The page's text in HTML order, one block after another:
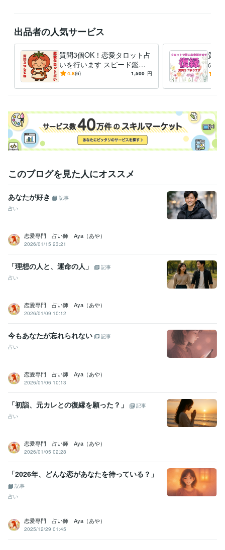
ライフスタイル・その他 / アドバイザー 経験年数 : 10年
資格・検定
中学校教諭免許 取得年 : 1999年
ビジネス・クリエイティブツール
Excel:15年Google サイト:2年
Google スプレッドシート:2年
Google ドキュメント:2年
Vrew:1年
Canva:1年
占い タロット占い　手相占い
語学力
英語 ビジネスレベル
出品者の人気サービス
質問3個OK！恋愛タロット占
いを行います スピード鑑定⭐︎
相性⭐︎片思い⭐︎復縁⭐︎複雑恋愛
4.8(6) 1,500 円
質問
の気
れら
す
このブログを見た人にオススメ
あなたが好き
記事
占い
恋愛専門 占い師 Aya（あや）
2026/01/15 23:21
「理想の人と、運命の人」
記事
占い
恋愛専門 占い師 Aya（あや）
2026/01/09 10:12
今もあなたが忘れられない
記事
占い
恋愛専門 占い師 Aya（あや）
2026/01/06 10:13
「初詣、元カレとの復縁を願った？」
記事
占い
恋愛専門 占い師 Aya（あや）
2026/01/05 02:28
「2026年、どんな恋があなたを待っている？」
記事
占い
恋愛専門 占い師 Aya（あや）
2025/12/29 01:45